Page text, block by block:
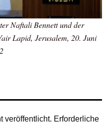
Naftali Bennett und der
Lapid, Jerusalem, 20. Juni
veröffentlicht. Erforderliche